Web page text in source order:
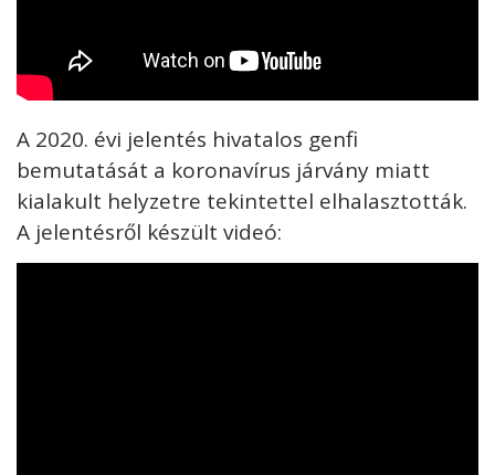
A 2020. évi jelentés hivatalos genfi
bemutatását a koronavírus járvány miatt
kialakult helyzetre tekintettel elhalasztották.
A jelentésről készült videó: